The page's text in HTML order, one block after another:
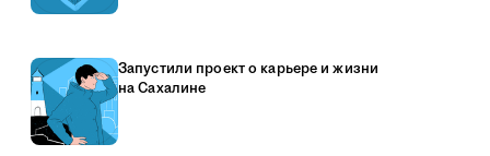
Запустили проект о карьере и жизни
на Сахалине